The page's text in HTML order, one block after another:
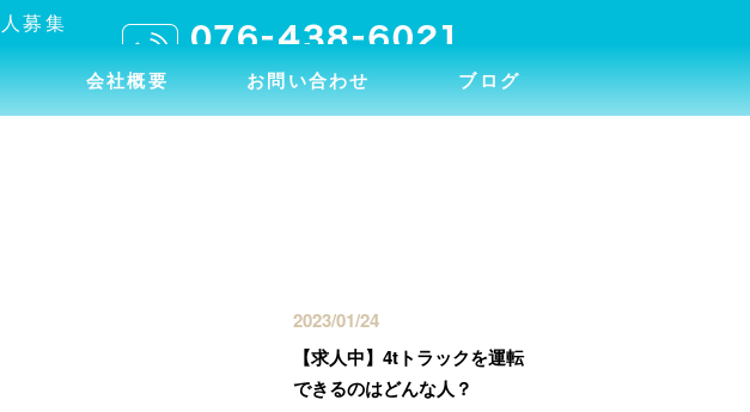
会社概要 お問い合わせ ブログ
2023/01/24
【求人中】4tトラックを運転
できるのはどんな人？